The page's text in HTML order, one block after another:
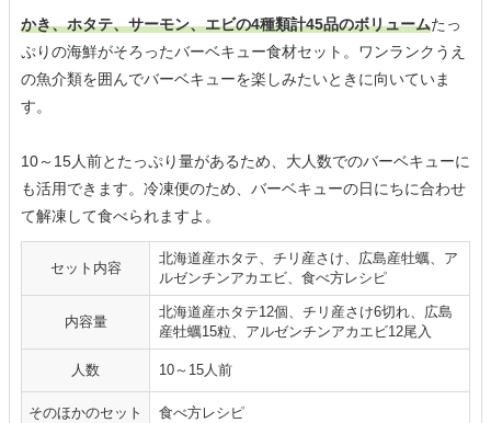
かき、ホタテ、サーモン、エビの4種類計45品のボリュームたっ
ぷりの海鮮がそろったバーベキュー食材セット。ワンランクうえ
の魚介類を囲んでバーベキューを楽しみたいときに向いていま
す。
10～15人前とたっぷり量があるため、大人数でのバーベキューに
も活用できます。冷凍便のため、バーベキューの日にちに合わせ
て解凍して食べられますよ。
セット内容
北海道産ホタテ、チリ産さけ、広島産牡蠣、ア
ルゼンチンアカエビ、食べ方レシピ
内容量
北海道産ホタテ12個、チリ産さけ6切れ、広島
産牡蠣15粒、アルゼンチンアカエビ12尾入
人数 10～15人前
そのほかのセット 食べ方レシピ